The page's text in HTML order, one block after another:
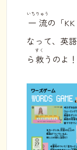
一流
いちりゅう
の「
なって、英
ら 救
すく
うのよ！